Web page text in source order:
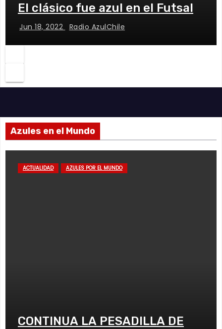
El clásico fue azul en el Futsal
Jun 18, 2022 Radio AzulChile
Azules en el Mundo
ACTUALIDAD AZULES POR EL MUNDO
CONTINUA LA PESADILLA DE